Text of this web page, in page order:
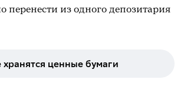
перенести из одного депозитария
хранятся ценные бумаги